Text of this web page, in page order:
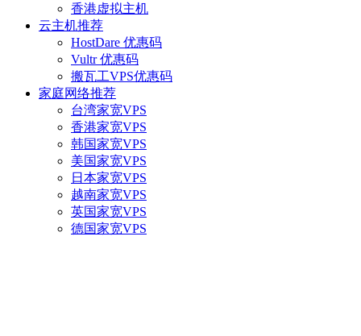
香港虚拟主机
云主机推荐
HostDare 优惠码
Vultr 优惠码
搬瓦工VPS优惠码
家庭网络推荐
台湾家宽VPS
香港家宽VPS
韩国家宽VPS
美国家宽VPS
日本家宽VPS
越南家宽VPS
英国家宽VPS
德国家宽VPS